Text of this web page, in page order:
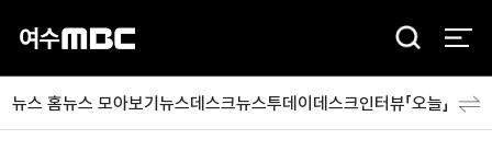
검
뉴스 홈뉴스 모아보기뉴스데스크뉴스투데이데스크인터뷰「오늘」 분야